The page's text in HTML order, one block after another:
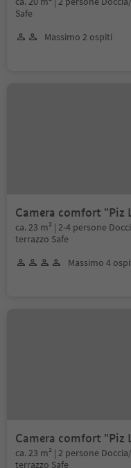
Safe
Massimo 2 ospiti
Camera comfort "Piz
ca. 23 m² | 2-4 persone
terrazzo Safe
Massimo 4
Camera comfort "Piz
ca. 23 m² | 2 persone
terrazzo Safe